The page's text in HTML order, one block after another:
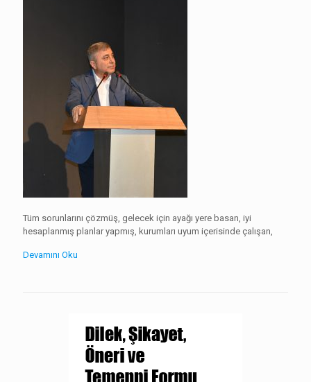
Tüm sorunlarını çözmüş, gelecek için ayağı yere basan, iyi
hesaplanmış planlar yapmış, kurumları uyum içerisinde çalışan,
Devamını Oku